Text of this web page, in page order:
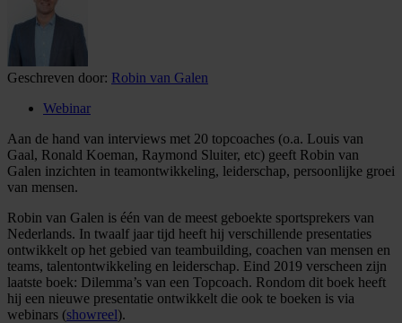
Geschreven door: Robin van Galen
Webinar
Aan de hand van interviews met 20 topcoaches (o.a. Louis van
Gaal, Ronald Koeman, Raymond Sluiter, etc) geeft Robin van
Galen inzichten in teamontwikkeling, leiderschap, persoonlijke groei
van mensen.
Robin van Galen is één van de meest geboekte sportsprekers van
Nederlands. In twaalf jaar tijd heeft hij verschillende presentaties
ontwikkelt op het gebied van teambuilding, coachen van mensen en
teams, talentontwikkeling en leiderschap. Eind 2019 verscheen zijn
laatste boek: Dilemma’s van een Topcoach. Rondom dit boek heeft
hij een nieuwe presentatie ontwikkelt die ook te boeken is via
webinars (showreel).